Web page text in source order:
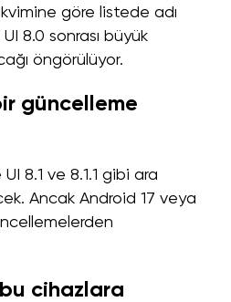
göre listede adı
8.0 sonrası büyük
öngörülüyor.
güncelleme
8.1 ve 8.1.1 gibi ara
Ancak Android 17 veya
cihazlara